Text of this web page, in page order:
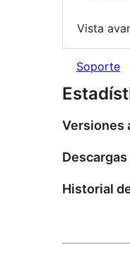
Vista
Soporte
Versiones
Historial